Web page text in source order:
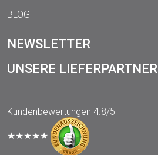
BLOG
NEWSLETTER
UNSERE LIEFERPARTNER
Kundenbewertungen 4.8/5
★★★★★